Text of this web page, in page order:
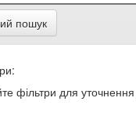
пошук
фільтри для уточнення